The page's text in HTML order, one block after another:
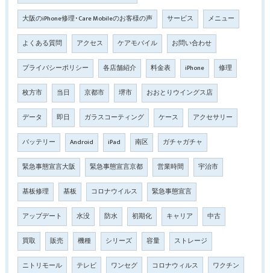
大阪のiPhone修理･Care Mobileのお客様の声 サービス メニュー
よくある質問 アクセス ケアモバイル お問い合わせ
プライバシーポリシー 各店舗紹介 料金表 iPhone 修理
枚方市 当日 京都市 堺市 おおとりウイングス店
データ 即日 ガラスコーティング ケース アクセサリー
バッテリー Android iPad 南区 ガチャガチャ
緊急事態宣言大阪 緊急事態宣言京都 営業時間 宇治市
基板修理 基板 コロナウイルス 緊急事態宣言
アップデート 水没 防水 初期化 キャリア 中古
買取 販売 機種 シリーズ 容量 ストレージ
ニトリモール テレビ ワンセグ コロナウィルス ワクチン